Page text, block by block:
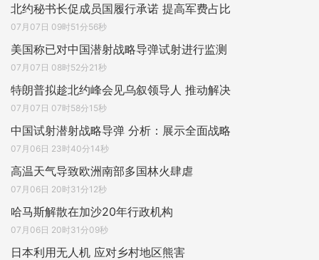
北约秘书长促成员国履行承诺 提高军费占比
07月07日 09时51分56秒
美国称已对中国潜射战略导弹试射进行监测
07月07日 08时52分21秒
特朗普拟趁北约峰会见乌叙领导人 推动解决
07月07日 07时58分15秒
中国试射潜射战略导弹 分析：展示全面战略
07月06日 23时40分14秒
高温天气导致欧洲南部多国林火肆虐
07月06日 20时31分12秒
哈马斯解散在加沙20年行政机构
07月06日 20时31分09秒
日本利用无人机 应对乡村地区熊害